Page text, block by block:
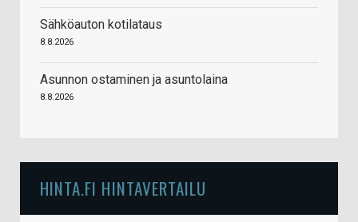
Sähköauton kotilataus
8.8.2026
Asunnon ostaminen ja asuntolaina
8.8.2026
HINTA.FI HINTAVERTAILU